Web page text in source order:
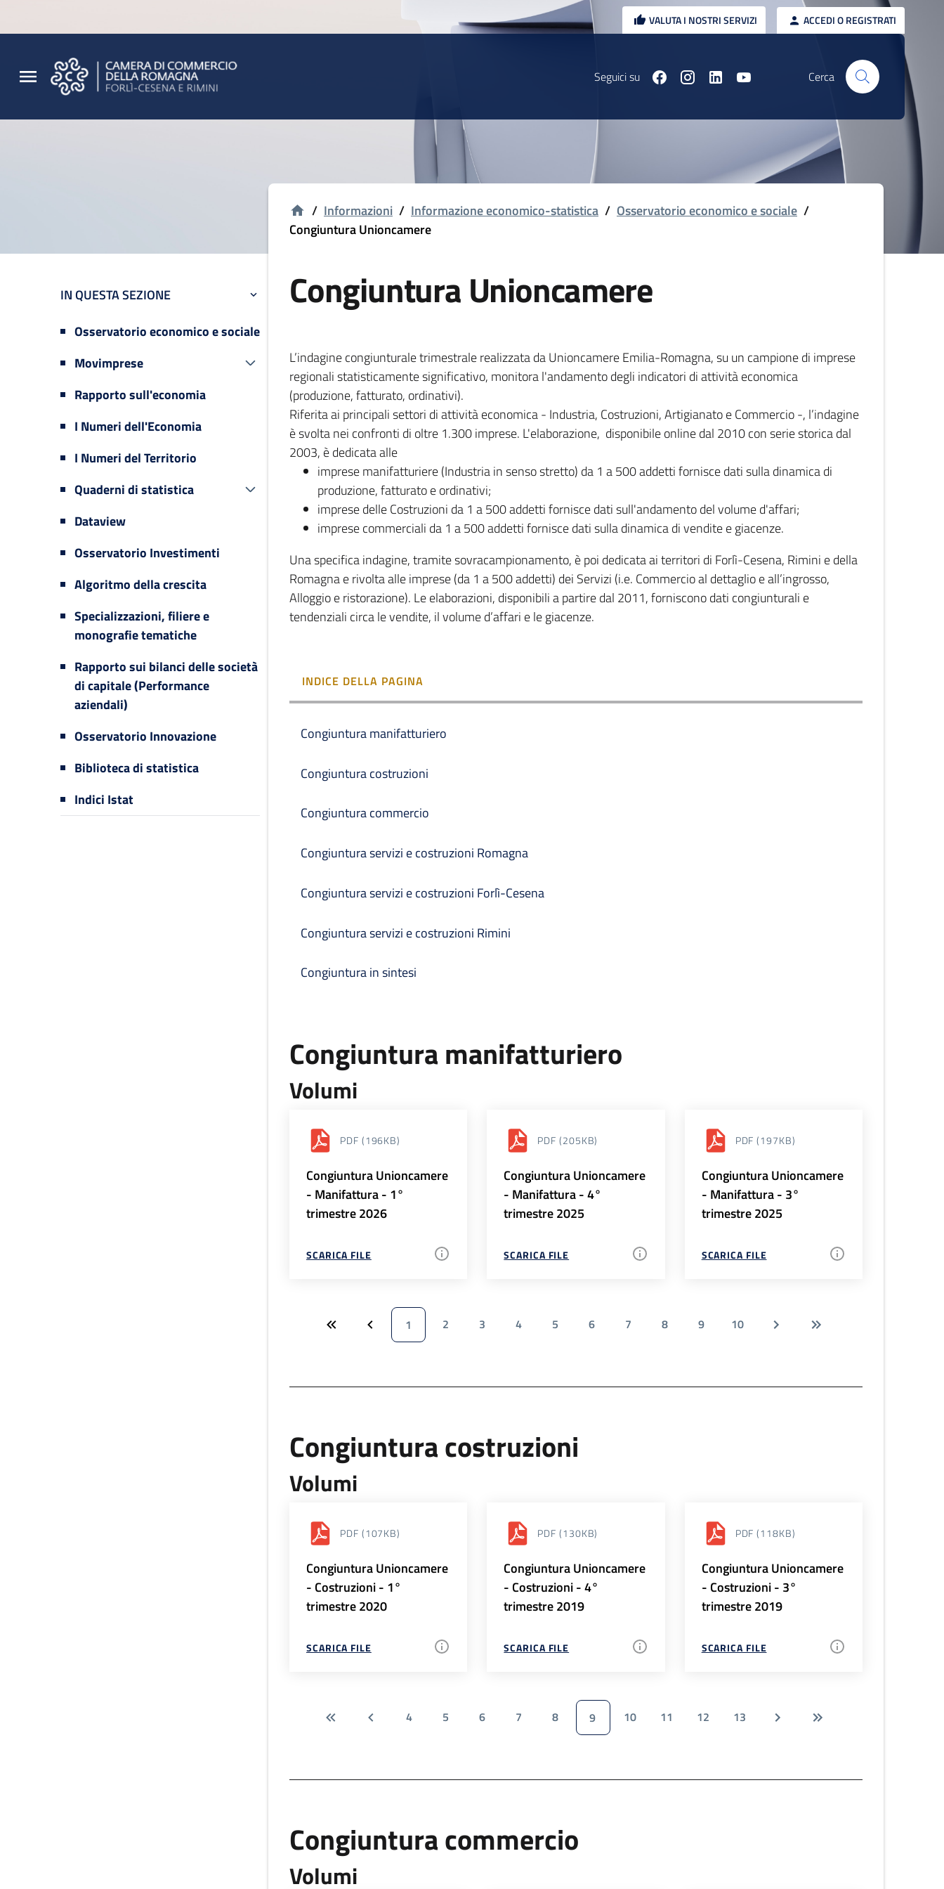
VALUTA I NOSTRI SERVIZI ACCEDI O REGISTRATI
Seguici su Cerca
IN QUESTA SEZIONE
Osservatorio economico e sociale
Movimprese
Rapporto sull'economia
I Numeri dell'Economia
I Numeri del Territorio
Quaderni di statistica
Dataview
Osservatorio Investimenti
Algoritmo della crescita
Specializzazioni, filiere e
monografie tematiche
Rapporto sui bilanci delle società
di capitale (Performance
aziendali)
Osservatorio Innovazione
Biblioteca di statistica
Indici Istat
/ Informazioni / Informazione economico-statistica / Osservatorio economico e sociale /
Congiuntura Unioncamere
Congiuntura Unioncamere
L’indagine congiunturale trimestrale realizzata da Unioncamere Emilia-Romagna, su un campione di imprese
regionali statisticamente significativo, monitora l'andamento degli indicatori di attività economica
(produzione, fatturato, ordinativi).
Riferita ai principali settori di attività economica - Industria, Costruzioni, Artigianato e Commercio -, l’indagine
è svolta nei confronti di oltre 1.300 imprese. L'elaborazione, disponibile online dal 2010 con serie storica dal
2003, è dedicata alle
imprese manifatturiere (Industria in senso stretto) da 1 a 500 addetti fornisce dati sulla dinamica di
produzione, fatturato e ordinativi;
imprese delle Costruzioni da 1 a 500 addetti fornisce dati sull'andamento del volume d'affari;
imprese commerciali da 1 a 500 addetti fornisce dati sulla dinamica di vendite e giacenze.
Una specifica indagine, tramite sovracampionamento, è poi dedicata ai territori di Forlì-Cesena, Rimini e della
Romagna e rivolta alle imprese (da 1 a 500 addetti) dei Servizi (i.e. Commercio al dettaglio e all’ingrosso,
Alloggio e ristorazione). Le elaborazioni, disponibili a partire dal 2011, forniscono dati congiunturali e
tendenziali circa le vendite, il volume d’affari e le giacenze.
INDICE DELLA PAGINA
Congiuntura manifatturiero
Congiuntura costruzioni
Congiuntura commercio
Congiuntura servizi e costruzioni Romagna
Congiuntura servizi e costruzioni Forlì-Cesena
Congiuntura servizi e costruzioni Rimini
Congiuntura in sintesi
Congiuntura manifatturiero
Volumi
PDF (196KB)
Congiuntura Unioncamere
- Manifattura - 1°
trimestre 2026
SCARICA FILE
PDF (205KB)
Congiuntura Unioncamere
- Manifattura - 4°
trimestre 2025
SCARICA FILE
PDF (197KB)
Congiuntura Unioncamere
- Manifattura - 3°
trimestre 2025
SCARICA FILE
1 2 3 4 5 6 7 8 9 10
Congiuntura costruzioni
Volumi
PDF (107KB)
Congiuntura Unioncamere
- Costruzioni - 1°
trimestre 2020
SCARICA FILE
PDF (130KB)
Congiuntura Unioncamere
- Costruzioni - 4°
trimestre 2019
SCARICA FILE
PDF (118KB)
Congiuntura Unioncamere
- Costruzioni - 3°
trimestre 2019
SCARICA FILE
4 5 6 7 8 9 10 11 12 13
Congiuntura commercio
Volumi